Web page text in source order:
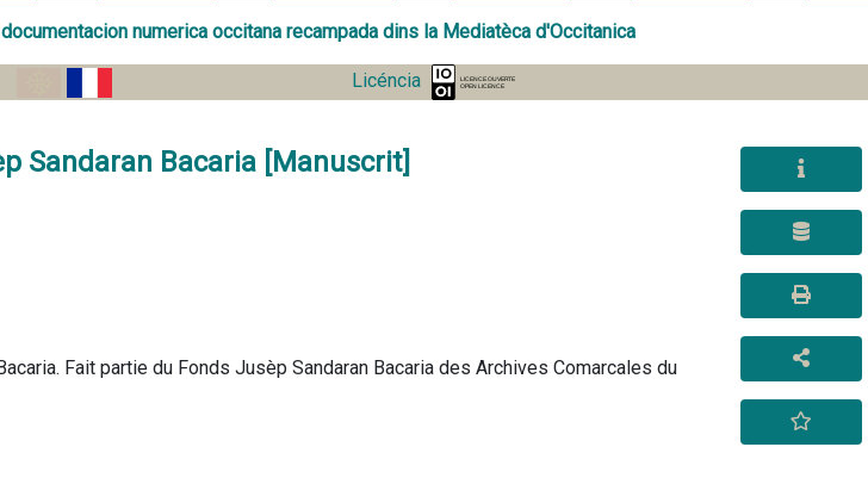
numerica occitana recampada dins la Mediatèca d'Occitanica
Licéncia
Sandaran Bacaria [Manuscrit]
Fait partie du Fonds Jusèp Sandaran Bacaria des Archives Comarcales du